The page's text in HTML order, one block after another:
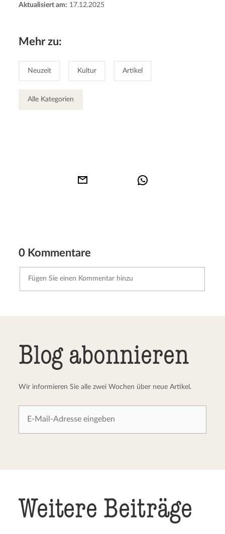
Aktualisiert am: 17.12.2025
Mehr zu:
Neuzeit Kultur Artikel
Alle Kategorien
0 Kommentare
Blog abonnieren
Wir informieren Sie alle zwei Wochen über neue Artikel.
Weitere Beiträge